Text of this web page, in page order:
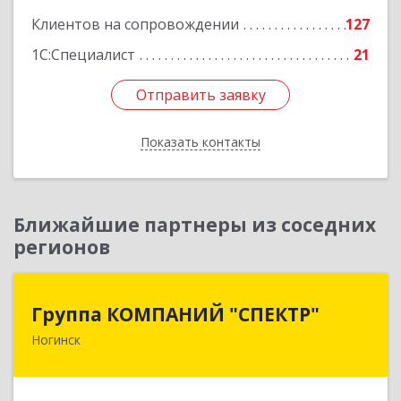
Клиентов на сопровождении
127
1С:Специалист
21
Отправить заявку
Показать контакты
Подробнее
Отправить заявку
Назад
Ближайшие партнеры из соседних
регионов
Группа КОМПАНИЙ "СПЕКТР"
Ногинск
Группа КОМПАНИЙ "СПЕКТР"
142400, Московская обл, г.о.Богородский,